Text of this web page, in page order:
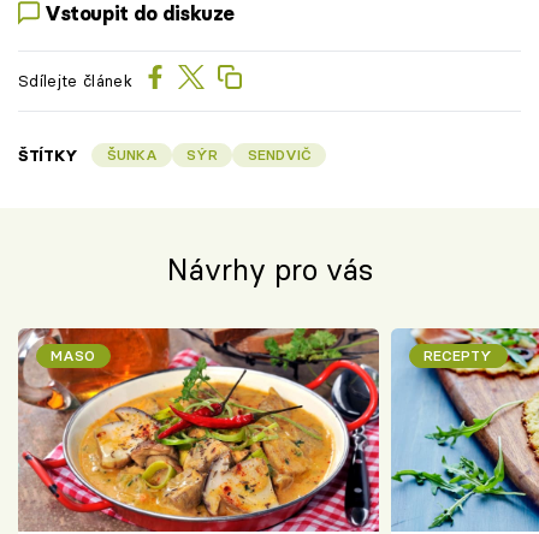
Vstoupit do diskuze
Sdílejte článek
ŠTÍTKY ŠUNKA SÝR SENDVIČ
Návrhy pro vás
MASO RECEPTY